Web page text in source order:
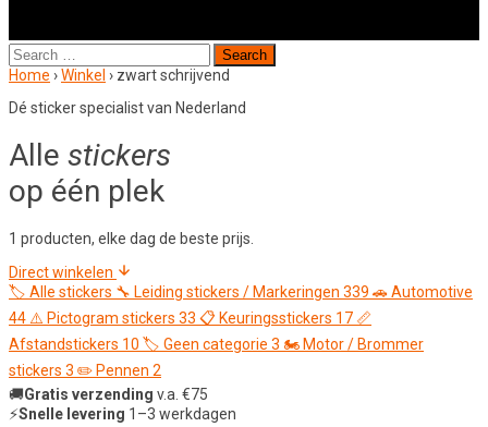
Search
for:
Home ›Winkel › zwart schrijvend
Dé sticker specialist van Nederland
Alle stickers
op één plek
1 producten, elke dag de beste prijs.
Direct winkelen
🏷️ Alle stickers 🔧 Leiding stickers / Markeringen 339 🚗Automotive
44 ⚠️ Pictogram stickers 33 📋 Keuringsstickers 17 📏
Afstandstickers 10 🏷️ Geen categorie 3 🏍️ Motor / Brommer
stickers 3 ✏️ Pennen 2
🚚Gratis verzending v.a. €75
⚡Snelle levering 1–3 werkdagen